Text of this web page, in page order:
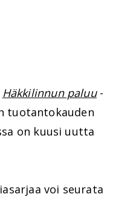
Häkkilinnun paluu-
tuotantokauden
on kuusi uutta
voi seurata